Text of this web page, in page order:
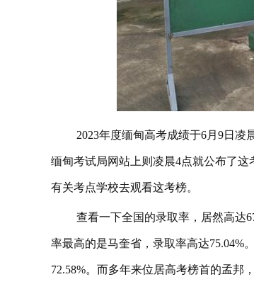
2023年度缅甸高考成绩于6月9日
缅甸考试局网站上则凌晨4点就公布了
有关考点学校去观看这考榜。
查看一下全国的录取率，居然高达
率最高的是马奎省，录取率高达75.04%
72.58%。而多年来位居高考榜首的孟邦